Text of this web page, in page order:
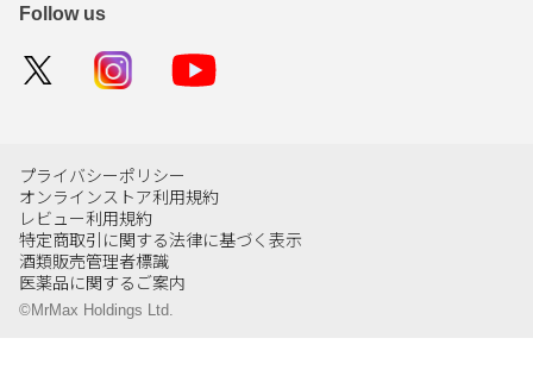
Follow us
プライバシーポリシー
オンラインストア利用規約
レビュー利用規約
特定商取引に関する法律に基づく表示
酒類販売管理者標識
医薬品に関するご案内
©MrMax Holdings Ltd.